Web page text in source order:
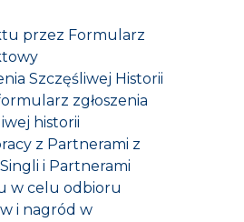
przez Formularz
Szczęśliwej Historii
zgłoszenia
historii
z Partnerami z
i Partnerami
w celu odbioru
i nagród w